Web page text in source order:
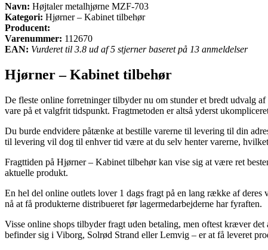
Navn: Højtaler metalhjørne MZF-703
Kategori: Hjørner – Kabinet tilbehør
Producent:
Varenummer: 112670
EAN: Vurderet til 3.8 ud af 5 stjerner baseret på 13 anmeldelser
Hjørner – Kabinet tilbehør
De fleste online forretninger tilbyder nu om stunder et bredt udvalg
vare på et valgfrit tidspunkt. Fragtmetoden er altså yderst
Du burde endvidere påtænke at bestille varerne til levering til din
til levering vil dog til enhver tid være at du selv henter varerne,
Fragttiden på Hjørner – Kabinet tilbehør kan vise sig at være ret
aktuelle produkt.
En hel del online outlets lover 1 dags fragt på en lang række af
nå at få produkterne distribueret før lagermedarbejderne har fyraften.
Visse online shops tilbyder fragt uden betaling, men oftest kræver
befinder sig i Viborg, Solrød Strand eller Lemvig – er at få leveret